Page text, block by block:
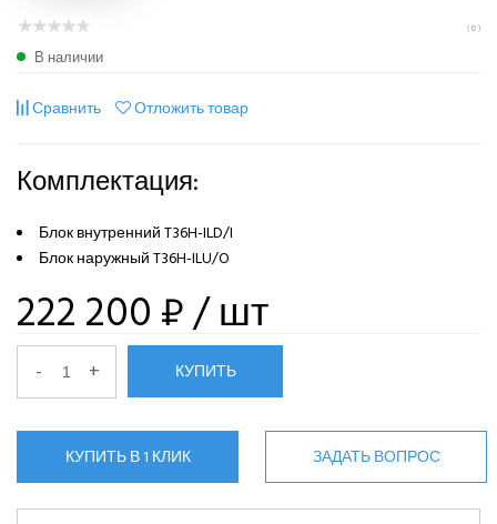
( 0 )
В наличии
Сравнить Отложить товар
Комплектация:
Блок внутренний T36H-ILD/I
Блок наружный T36H-ILU/O
222 200 ₽/ шт
- + КУПИТЬ
КУПИТЬ В 1 КЛИК ЗАДАТЬ ВОПРОС